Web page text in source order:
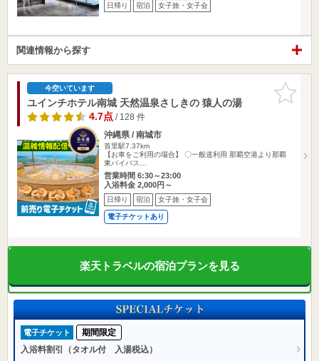
日帰り 宿泊 女子旅・女子会
関連情報から探す
お気に入
りに追加
今空いています
ユインチホテル南城 天然温泉さしきの 猿人の湯
4.7点/ 128 件
沖縄県 / 南城市
首里駅7.37km
【お車をご利用の場合】 〇一般道利用 那覇空港より那覇
東バイパス…
営業時間 6:30～23:00
入浴料金 2,000円～
日帰り 宿泊 女子旅・女子会
電子チケットあり
楽天トラベルの宿泊プランを見る
電子チケット
期間限定
入浴料割引（タオル付 入湯税込）